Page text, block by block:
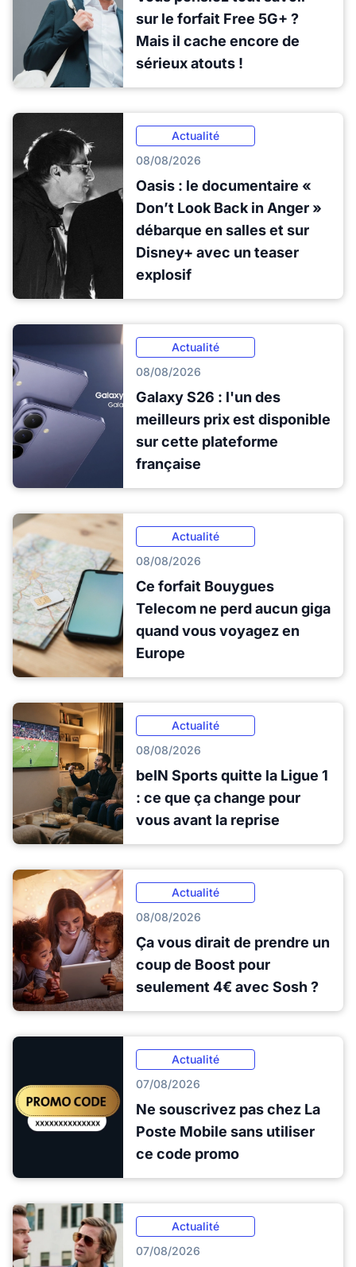
sur le forfait Free 5G+ ?
Mais il cache encore de
sérieux atouts !
Actualité
08/08/2026
Oasis : le documentaire «
Don’t Look Back in Anger »
débarque en salles et sur
Disney+ avec un teaser
explosif
Actualité
08/08/2026
Galaxy S26 : l'un des
meilleurs prix est disponible
sur cette plateforme
française
Actualité
08/08/2026
Ce forfait Bouygues
Telecom ne perd aucun giga
quand vous voyagez en
Europe
Actualité
08/08/2026
beIN Sports quitte la Ligue 1
: ce que ça change pour
vous avant la reprise
Actualité
08/08/2026
Ça vous dirait de prendre un
coup de Boost pour
seulement 4€ avec Sosh ?
Actualité
07/08/2026
Ne souscrivez pas chez La
Poste Mobile sans utiliser
ce code promo
Actualité
07/08/2026